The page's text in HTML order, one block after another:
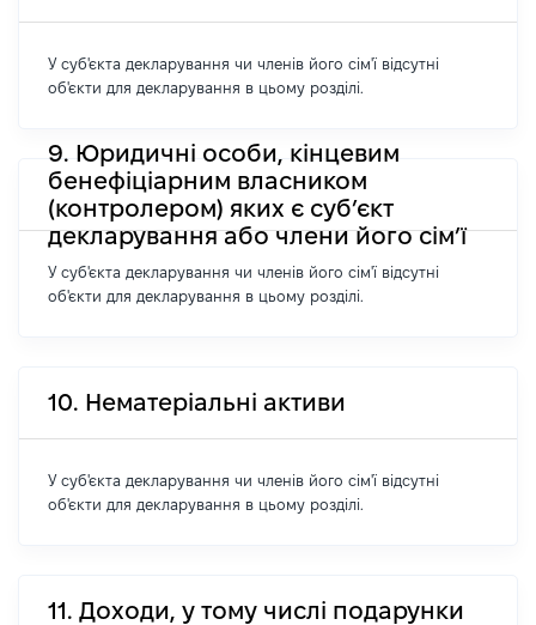
У суб'єкта декларування чи членів його сім'ї відсутні
об'єкти для декларування в цьому розділі.
9. Юридичні особи, кінцевим
бенефіціарним власником
(контролером) яких є суб’єкт
декларування або члени його сім’ї
У суб'єкта декларування чи членів його сім'ї відсутні
об'єкти для декларування в цьому розділі.
10. Нематеріальні активи
У суб'єкта декларування чи членів його сім'ї відсутні
об'єкти для декларування в цьому розділі.
11. Доходи, у тому числі подарунки